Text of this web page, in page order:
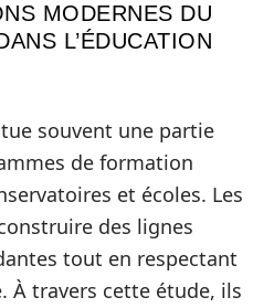
MODERNES DU
L’ÉDUCATION
souvent une partie
de formation
et écoles. Les
des lignes
tout en respectant
À travers cette étude, ils